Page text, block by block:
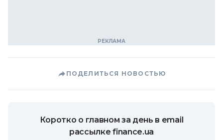
ПОДЕЛИТЬСЯ НОВОСТЬЮ
Коротко о главном за день в email
рассылке finance.ua